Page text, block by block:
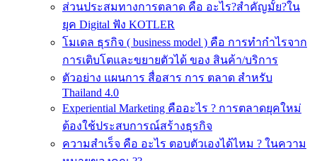
ส่วนประสมทางการตลาด คือ อะไร?สำคัญมั้ย?ใน
ยุค Digital ฟัง KOTLER
โมเดล ธุรกิจ ( business model ) คือ การทำกำไรจาก
การเติบโตและขยายตัวได้ ของ สินค้า/บริการ
ตัวอย่าง แผนการ สื่อสาร การ ตลาด สำหรับ
Thailand 4.0
Experiential Marketing คืออะไร ? การตลาดยุคใหม่
ต้องใช้ประสบการณ์สร้างธุรกิจ
ความสำเร็จ คือ อะไร ตอบตัวเองได้ไหม ? ในความ